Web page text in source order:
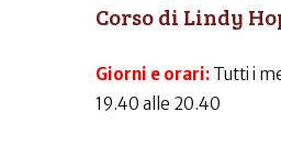
Corso di Lindy
Giorni e orari: Tutti i
19.40 alle 20.40